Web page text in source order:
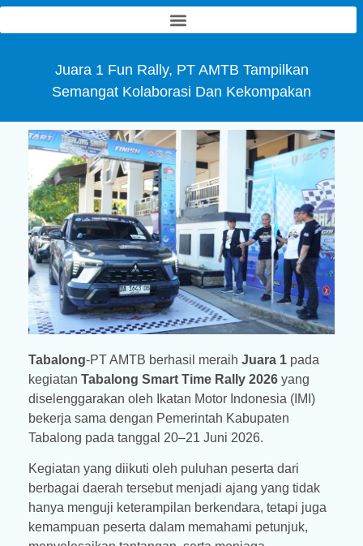
PT Air Minum Tabalong Bersinar
Juara 1 Fun Rally, PT AMTB Tampilkan
Semangat Kolaborasi Dan Kekompakan
Tabalong-PT AMTB berhasil meraih Juara 1 pada
kegiatan Tabalong Smart Time Rally 2026 yang
diselenggarakan oleh Ikatan Motor Indonesia (IMI)
bekerja sama dengan Pemerintah Kabupaten
Tabalong pada tanggal 20–21 Juni 2026.
Kegiatan yang diikuti oleh puluhan peserta dari
berbagai daerah tersebut menjadi ajang yang tidak
hanya menguji keterampilan berkendara, tetapi juga
kemampuan peserta dalam memahami petunjuk,